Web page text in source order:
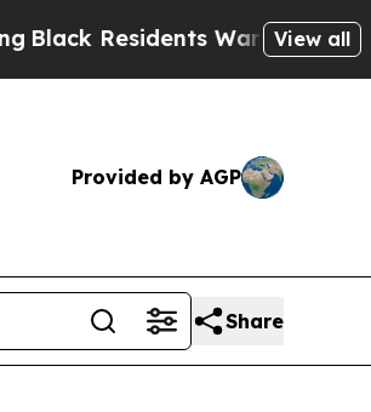
Warned of AbusiveView all
Provided by AGP
Share